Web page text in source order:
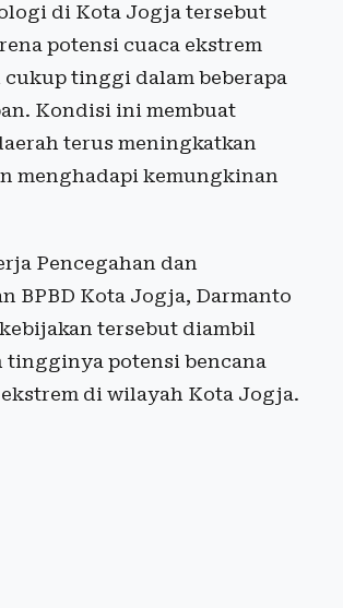
di Kota Jogja tersebut
potensi cuaca ekstrem
tinggi dalam beberapa
Kondisi ini membuat
terus meningkatkan
menghadapi kemungkinan
Pencegahan dan
BPBD Kota Jogja, Darmanto
tersebut diambil
tingginya potensi bencana
di wilayah Kota Jogja.